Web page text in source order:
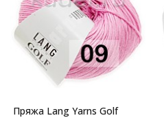
Пряжа Lang Yarns Golf